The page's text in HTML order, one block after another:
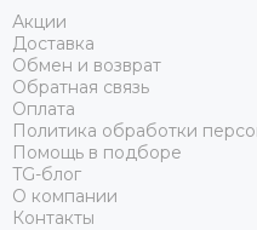
Акции
Доставка
Обмен и возврат
Обратная связь
Оплата
Политика обработки
Помощь в подборе
TG-блог
О компании
Контакты